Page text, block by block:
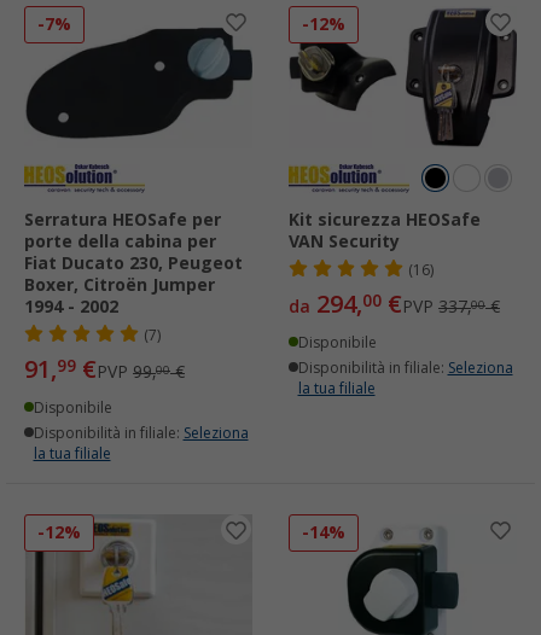
-7%
Serratura HEOSafe per
porte della cabina per
Fiat Ducato 230, Peugeot
Boxer, Citroën Jumper
1994 - 2002
(7)
91,99 €PVP 99,00€
Disponibile
Disponibilità in filiale: Seleziona
la tua filiale
-12%
Kit sicurezza HEOSafe
VAN Security
(16)
da 294,00 €PVP 337,00€
Disponibile
Disponibilità in filiale: Seleziona
la tua filiale
-12% -14%